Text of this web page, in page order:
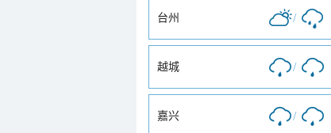
台州 /
越城 /
嘉兴 /